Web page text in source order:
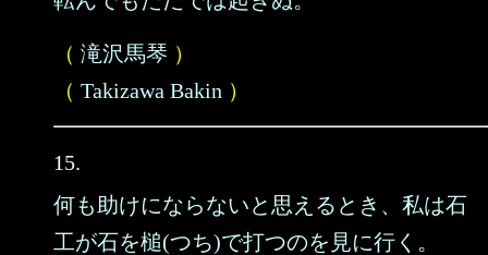
（ 滝沢馬琴 ）
（ Takizawa Bakin ）
15.
何も助けにならないと思えるとき、私は石
工が石を槌(つち)で打つのを見に行く。